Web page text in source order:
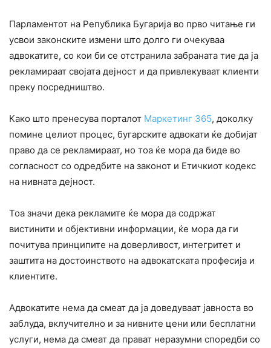
Парламентот на Република Бугарија во прво читање ги
усвои законските измени што долго ги очекуваа
адвокатите, со кои би се отстранила забраната тие да ја
рекламираат својата дејност и да привлекуваат клиенти
преку посредништво.
Како што пренесува порталот Маркетинг 365, доколку
помине целиот процес, бугарските адвокати ќе добијат
право да се рекламираат, но тоа ќе мора да биде во
согласност со одредбите на законот и Етичкиот кодекс
на нивната дејност.
Тоа значи дека рекламите ќе мора да содржат
вистинити и објективни информации, ќе мора да ги
почитува принципите на доверливост, интегритет и
заштита на достоинството на адвокатската професија и
клиентите.
Адвокатите нема да смеат да ја доведуваат јавноста во
заблуда, вклучително и за нивните цени или бесплатни
услуги, нема да смеат да прават неразумни споредби со